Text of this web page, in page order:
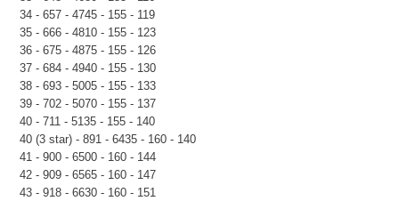
34 - 657 - 4745 - 155 - 119
35 - 666 - 4810 - 155 - 123
36 - 675 - 4875 - 155 - 126
37 - 684 - 4940 - 155 - 130
38 - 693 - 5005 - 155 - 133
39 - 702 - 5070 - 155 - 137
40 - 711 - 5135 - 155 - 140
40 (3 star) - 891 - 6435 - 160 - 140
41 - 900 - 6500 - 160 - 144
42 - 909 - 6565 - 160 - 147
43 - 918 - 6630 - 160 - 151